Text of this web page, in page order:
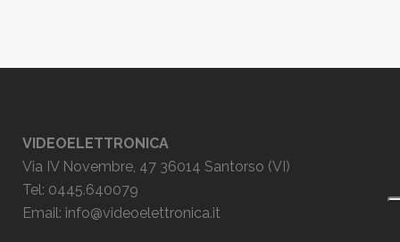
VIDEOELETTRONICA
Via IV Novembre, 47 36014 Santorso (VI)
Tel: 0445.640079
Email: info@videoelettronica.it